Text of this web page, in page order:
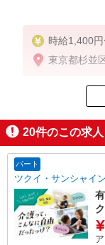
時給1,400
★週払いOK
東京都杉並
20件のこの求
パート
ツクイ・サンシャイ